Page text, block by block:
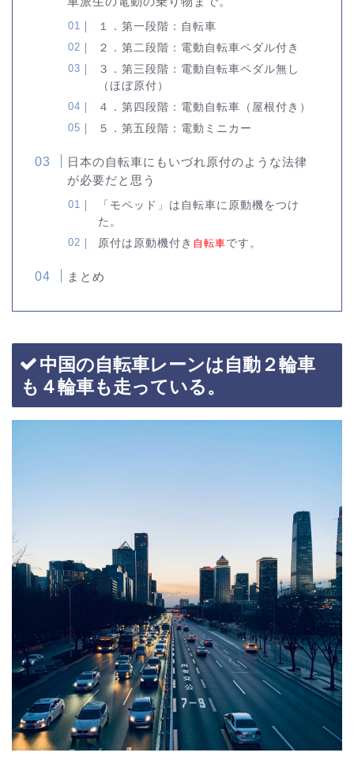
１．第一段階：自転車
２．第二段階：電動自転車ペダル付き
３．第三段階：電動自転車ペダル無し
（ほぼ原付）
４．第四段階：電動自転車（屋根付き）
５．第五段階：電動ミニカー
日本の自転車にもいづれ原付のような法律
が必要だと思う
「モペッド」は自転車に原動機をつけ
た。
原付は原動機付き 自転車です。
まとめ
中国の自転車レーンは自動２輪車
も４輪車も走っている。